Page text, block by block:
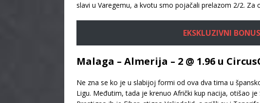
slavi u Varegemu, a kvotu smo pojačali prelazom 2/2. Za
EKSKLUZIVNI
Malaga – Almerija – 2 @ 1.96 u
Ne zna se ko je u slabijoj formi od ova dva tima u
Ligu. Međutim, tada je krenuo Afrički kup nacija, otišao